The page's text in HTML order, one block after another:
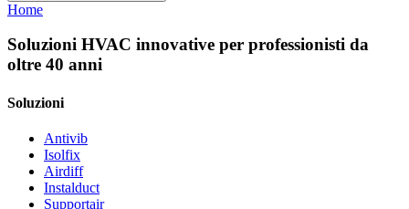
Home
Soluzioni HVAC innovative per professionisti da
oltre 40 anni
Soluzioni
Antivib
Isolfix
Airdiff
Instalduct
Supportair